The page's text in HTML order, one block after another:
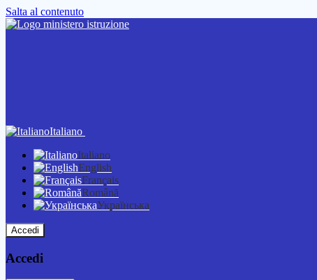
Salta al contenuto
Italiano
Italiano
English
Français
Română
Українська
Accedi
Accedi